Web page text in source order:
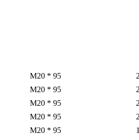
M20 * 95
M20 * 95
M20 * 95
M20 * 95
M20 * 95